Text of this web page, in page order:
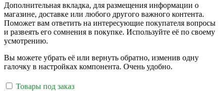
Дополнительная вкладка, для размещения информации о
магазине, доставке или любого другого важного контента.
Поможет вам ответить на интересующие покупателя вопросы
и развеять его сомнения в покупке. Используйте её по своему
усмотрению.
Вы можете убрать её или вернуть обратно, изменив одну
галочку в настройках компонента. Очень удобно.
Товары под заказ